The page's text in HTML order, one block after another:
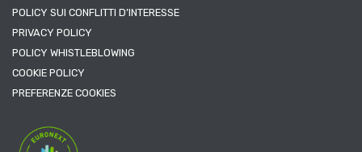
POLICY SUI CONFLITTI D’INTERESSE
PRIVACY POLICY
POLICY WHISTLEBLOWING
COOKIE POLICY
PREFERENZE COOKIES